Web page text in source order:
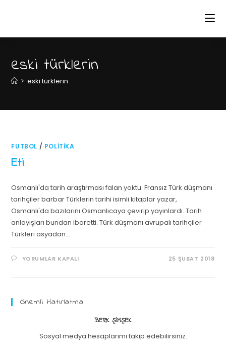
eski türklerin
> eski türklerin
FUTBOL / POLITIKA
Eti
Osmanlı'da tarih araştırması falan yoktu. Fransız Türk düşmanı
tarihçiler barbar Türklerin tarihi isimli kitaplar yazar,
Osmanlı'da bazılarını Osmanlıcaya çevirip yayınlardı. Tarih
anlayışları bundan ibaretti. Türk düşmanı avrupalı tarihçiler
Türkleri asyadan…
YORUMLAR KAPALI 25 ŞUBAT 2018
Önemli Hatırlatma
BERK ŞIMŞEK
Sosyal medya hesaplarımı takip edebilirsiniz.